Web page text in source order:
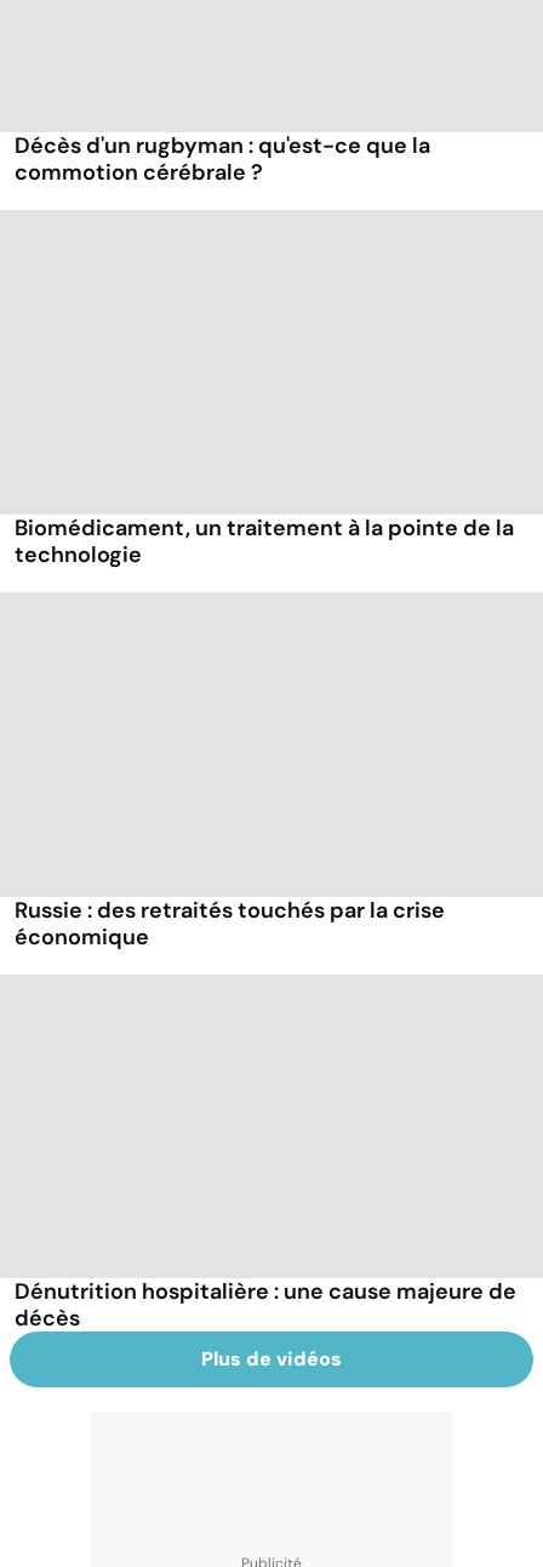
Décès d'un rugbyman : qu'est-ce que la
commotion cérébrale ?
Biomédicament, un traitement à la pointe de la
technologie
Russie : des retraités touchés par la crise
économique
Dénutrition hospitalière : une cause majeure de
décès
Plus de vidéos